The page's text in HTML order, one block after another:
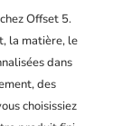
Offset 5.
la matière, le
dans
des
choisissiez